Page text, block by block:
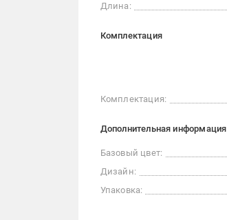
Длина:
Комплектация
Комплектация:
Дополнительная информация
Базовый цвет:
Дизайн:
Упаковка: